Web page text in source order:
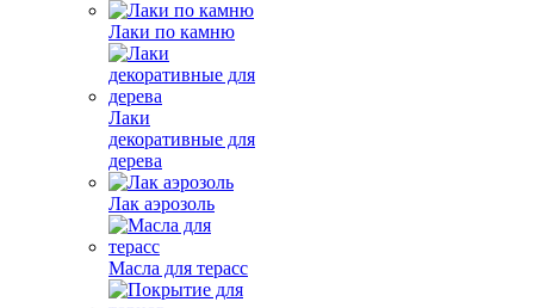
Лаки по камню
Лаки
декоративные для
дерева
Лак аэрозоль
Масла для терасс